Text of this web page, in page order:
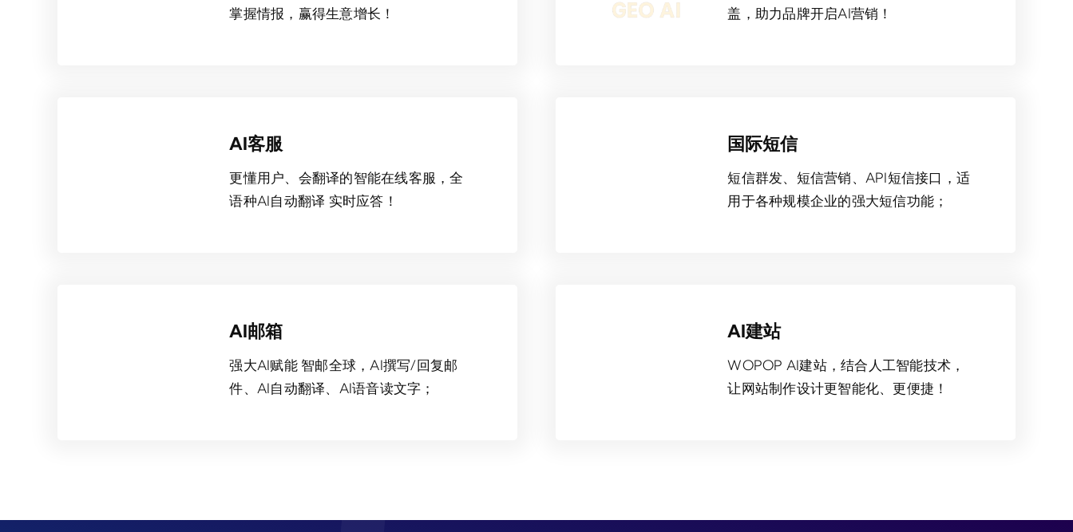
掌握情报，赢得生意增长！
盖，助力品牌开启AI营销！
AI客服
更懂用户、会翻译的智能在线客服，全
语种AI自动翻译 实时应答！
国际短信
短信群发、短信营销、API短信接口，适
用于各种规模企业的强大短信功能；
AI邮箱
强大AI赋能 智邮全球，AI撰写/回复邮
件、AI自动翻译、AI语音读文字；
AI建站
WOPOP AI建站，结合人工智能技术，
让网站制作设计更智能化、更便捷！